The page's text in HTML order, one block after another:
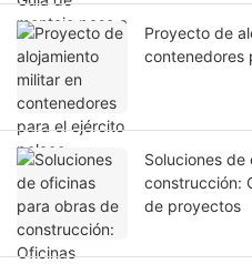
Proyecto de
contenedores
Soluciones
construcción:
de proyectos